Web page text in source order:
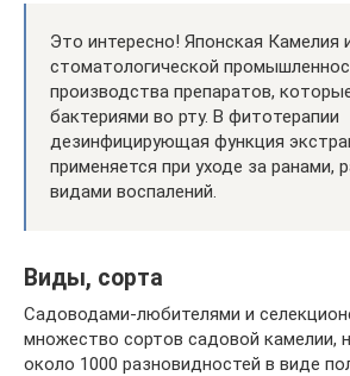
Это интересно! Японская Камелия
стоматологической
производства препаратов,
бактериями во рту. В фитотерапии
дезинфицирующая функция
применяется при уходе за ранами,
видами воспалений.
Виды, сорта
Садоводами-любителями и
множество сортов садовой камелии,
около 1000 разновидностей в виде